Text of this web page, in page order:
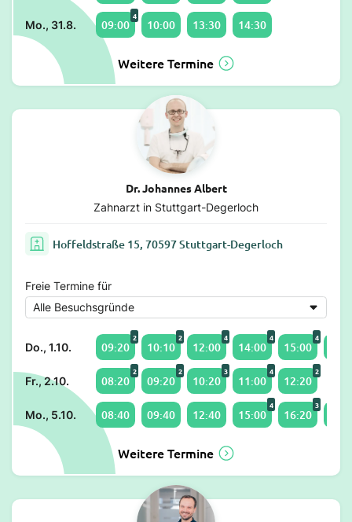
Mo., 31.8. 09:00
4
10:00 13:30 14:30
Weitere Termine
Dr. Johannes Albert
Zahnarzt in Stuttgart-Degerloch
Hoffeldstraße 15, 70597 Stuttgart-Degerloch
Freie Termine für
Do., 1.10. 09:20
2
10:10
2
12:00
4
14:00
4
15:00
4
Fr., 2.10. 08:20
2
09:20
2
10:20
3
11:00
4
12:20
2
Mo., 5.10. 08:40 09:40 12:40 15:00
4
16:20
3
Weitere Termine